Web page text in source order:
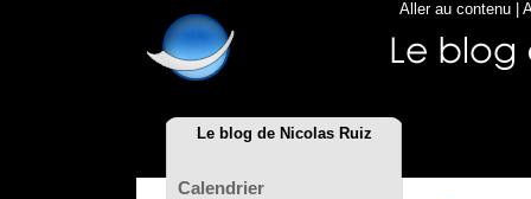
Le blog de Nicolas Ruiz
Aller au contenu
Calendrier